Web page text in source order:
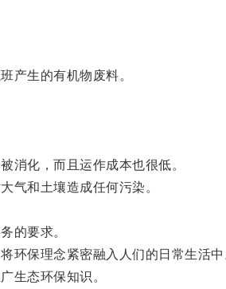
生的有机物废料。
化，而且运作成本也很低。
和土壤造成任何污染。
的要求。
保理念紧密融入人们的日常生活中
生态环保知识。